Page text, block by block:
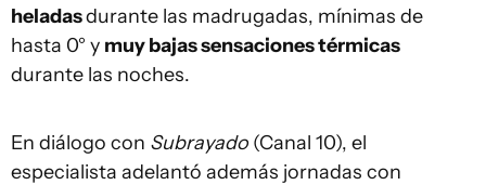
heladasdurante las madrugadas, mínimas de
hasta 0° y muy bajas sensaciones térmicas
durante las noches.
En diálogo con Subrayado (Canal 10), el
especialista adelantó además jornadas con